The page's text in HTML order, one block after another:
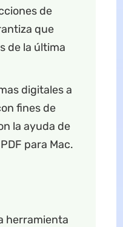
de
que
de la última
digitales a
fines de
la ayuda de
para Mac.
herramienta